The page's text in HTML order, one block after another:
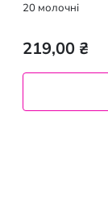
20 молочні
219,00 ₴